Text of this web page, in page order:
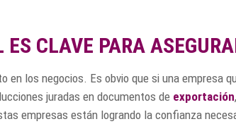
CLAVE PARA
en los negocios. Es obvio que si una empresa
juradas en documentos de exportación
empresas están logrando la confianza